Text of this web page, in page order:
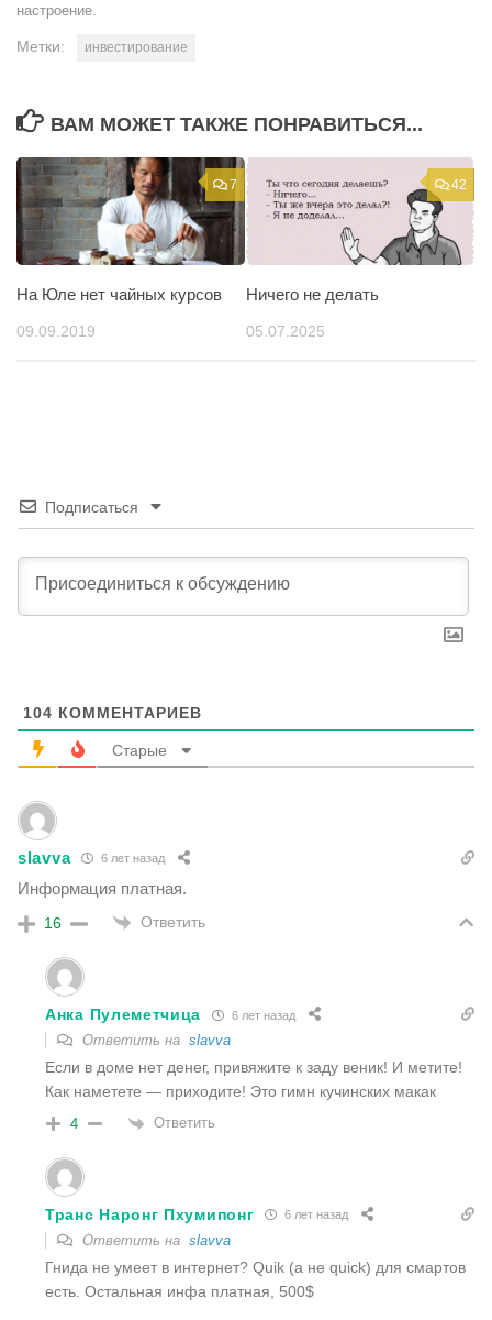
настроение.
Метки: инвестирование
ВАМ МОЖЕТ ТАКЖЕ ПОНРАВИТЬСЯ...
7
На Юле нет чайных курсов
09.09.2019
42
Ничего не делать
05.07.2025
Подписаться
104 КОММЕНТАРИЕВ
Старые
slavva 6 лет назад
Информация платная.
16 Ответить
Анка Пулеметчица 6 лет назад
Ответить на slavva
Если в доме нет денег, привяжите к заду веник! И метите!
Как наметете — приходите! Это гимн кучинских макак
4 Ответить
Транс Наронг Пхумипонг 6 лет назад
Ответить на slavva
Гнида не умеет в интернет? Quik (а нe quick) для смартов
есть. Остальная инфа платная, 500$